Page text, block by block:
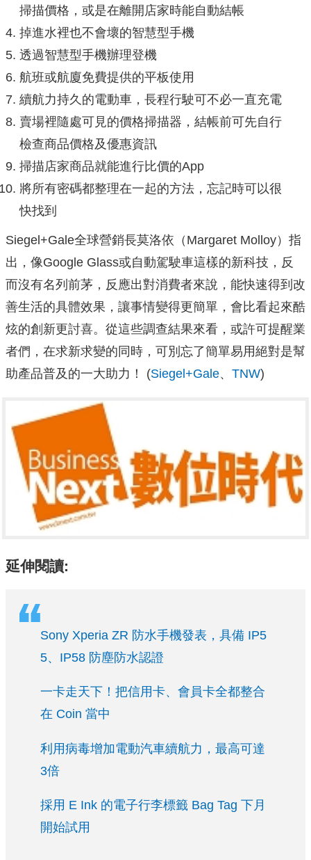
掃描價格，或是在離開店家時能自動結帳
掉進水裡也不會壞的智慧型手機
透過智慧型手機辦理登機
航班或航廈免費提供的平板使用
續航力持久的電動車，長程行駛可不必一直充電
賣場裡隨處可見的價格掃描器，結帳前可先自行
檢查商品價格及優惠資訊
掃描店家商品就能進行比價的App
將所有密碼都整理在一起的方法，忘記時可以很
快找到
Siegel+Gale全球營銷長莫洛依（Margaret Molloy）指
出，像Google Glass或自動駕駛車這樣的新科技，反
而沒有名列前茅，反應出對消費者來說，能快速得到改
善生活的具體效果，讓事情變得更簡單，會比看起來酷
炫的創新更討喜。從這些調查結果來看，或許可提醒業
者們，在求新求變的同時，可別忘了簡單易用絕對是幫
助產品普及的一大助力！ (Siegel+Gale、 TNW)
延伸閱讀:
Sony Xperia ZR 防水手機發表，具備 IP5
5、IP58 防塵防水認證
一卡走天下！把信用卡、會員卡全都整合
在 Coin 當中
利用病毒增加電動汽車續航力，最高可達
3倍
採用 E Ink 的電子行李標籤 Bag Tag 下月
開始試用